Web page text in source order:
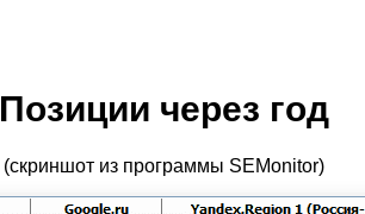
Позиции через год
(скриншот из программы SEMonitor)